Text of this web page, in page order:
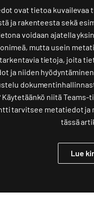
ovat tietoa kuvailevaa
ja rakenteesta sekä
voidaan ajatella
mutta usein
tietoja, joita
ja niiden
niitä Teams-
tarvitsee metatiedot ja
tässä
Lue